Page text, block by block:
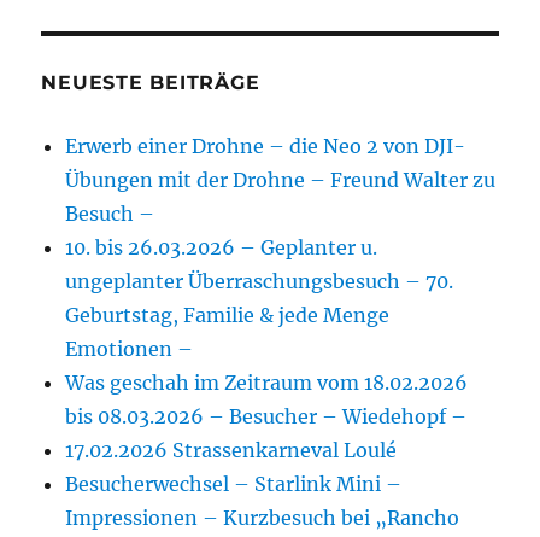
NEUESTE BEITRÄGE
Erwerb einer Drohne – die Neo 2 von DJI-
Übungen mit der Drohne – Freund Walter zu
Besuch –
10. bis 26.03.2026 – Geplanter u.
ungeplanter Überraschungsbesuch – 70.
Geburtstag, Familie & jede Menge
Emotionen –
Was geschah im Zeitraum vom 18.02.2026
bis 08.03.2026 – Besucher – Wiedehopf –
17.02.2026 Strassenkarneval Loulé
Besucherwechsel – Starlink Mini –
Impressionen – Kurzbesuch bei „Rancho